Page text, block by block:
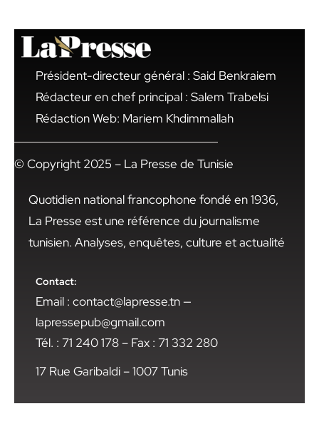
Président-directeur général : Said Benkraiem
Rédacteur en chef principal : Salem Trabelsi
Rédaction Web: Mariem Khdimmallah
© Copyright 2025 – La Presse de Tunisie
Quotidien national francophone fondé en 1936,
La Presse est une référence du journalisme
tunisien. Analyses, enquêtes, culture et actualité
Contact:
Email : contact@lapresse.tn —
lapressepub@gmail.com
Tél. : 71 240 178 – Fax : 71 332 280
17 Rue Garibaldi – 1007 Tunis